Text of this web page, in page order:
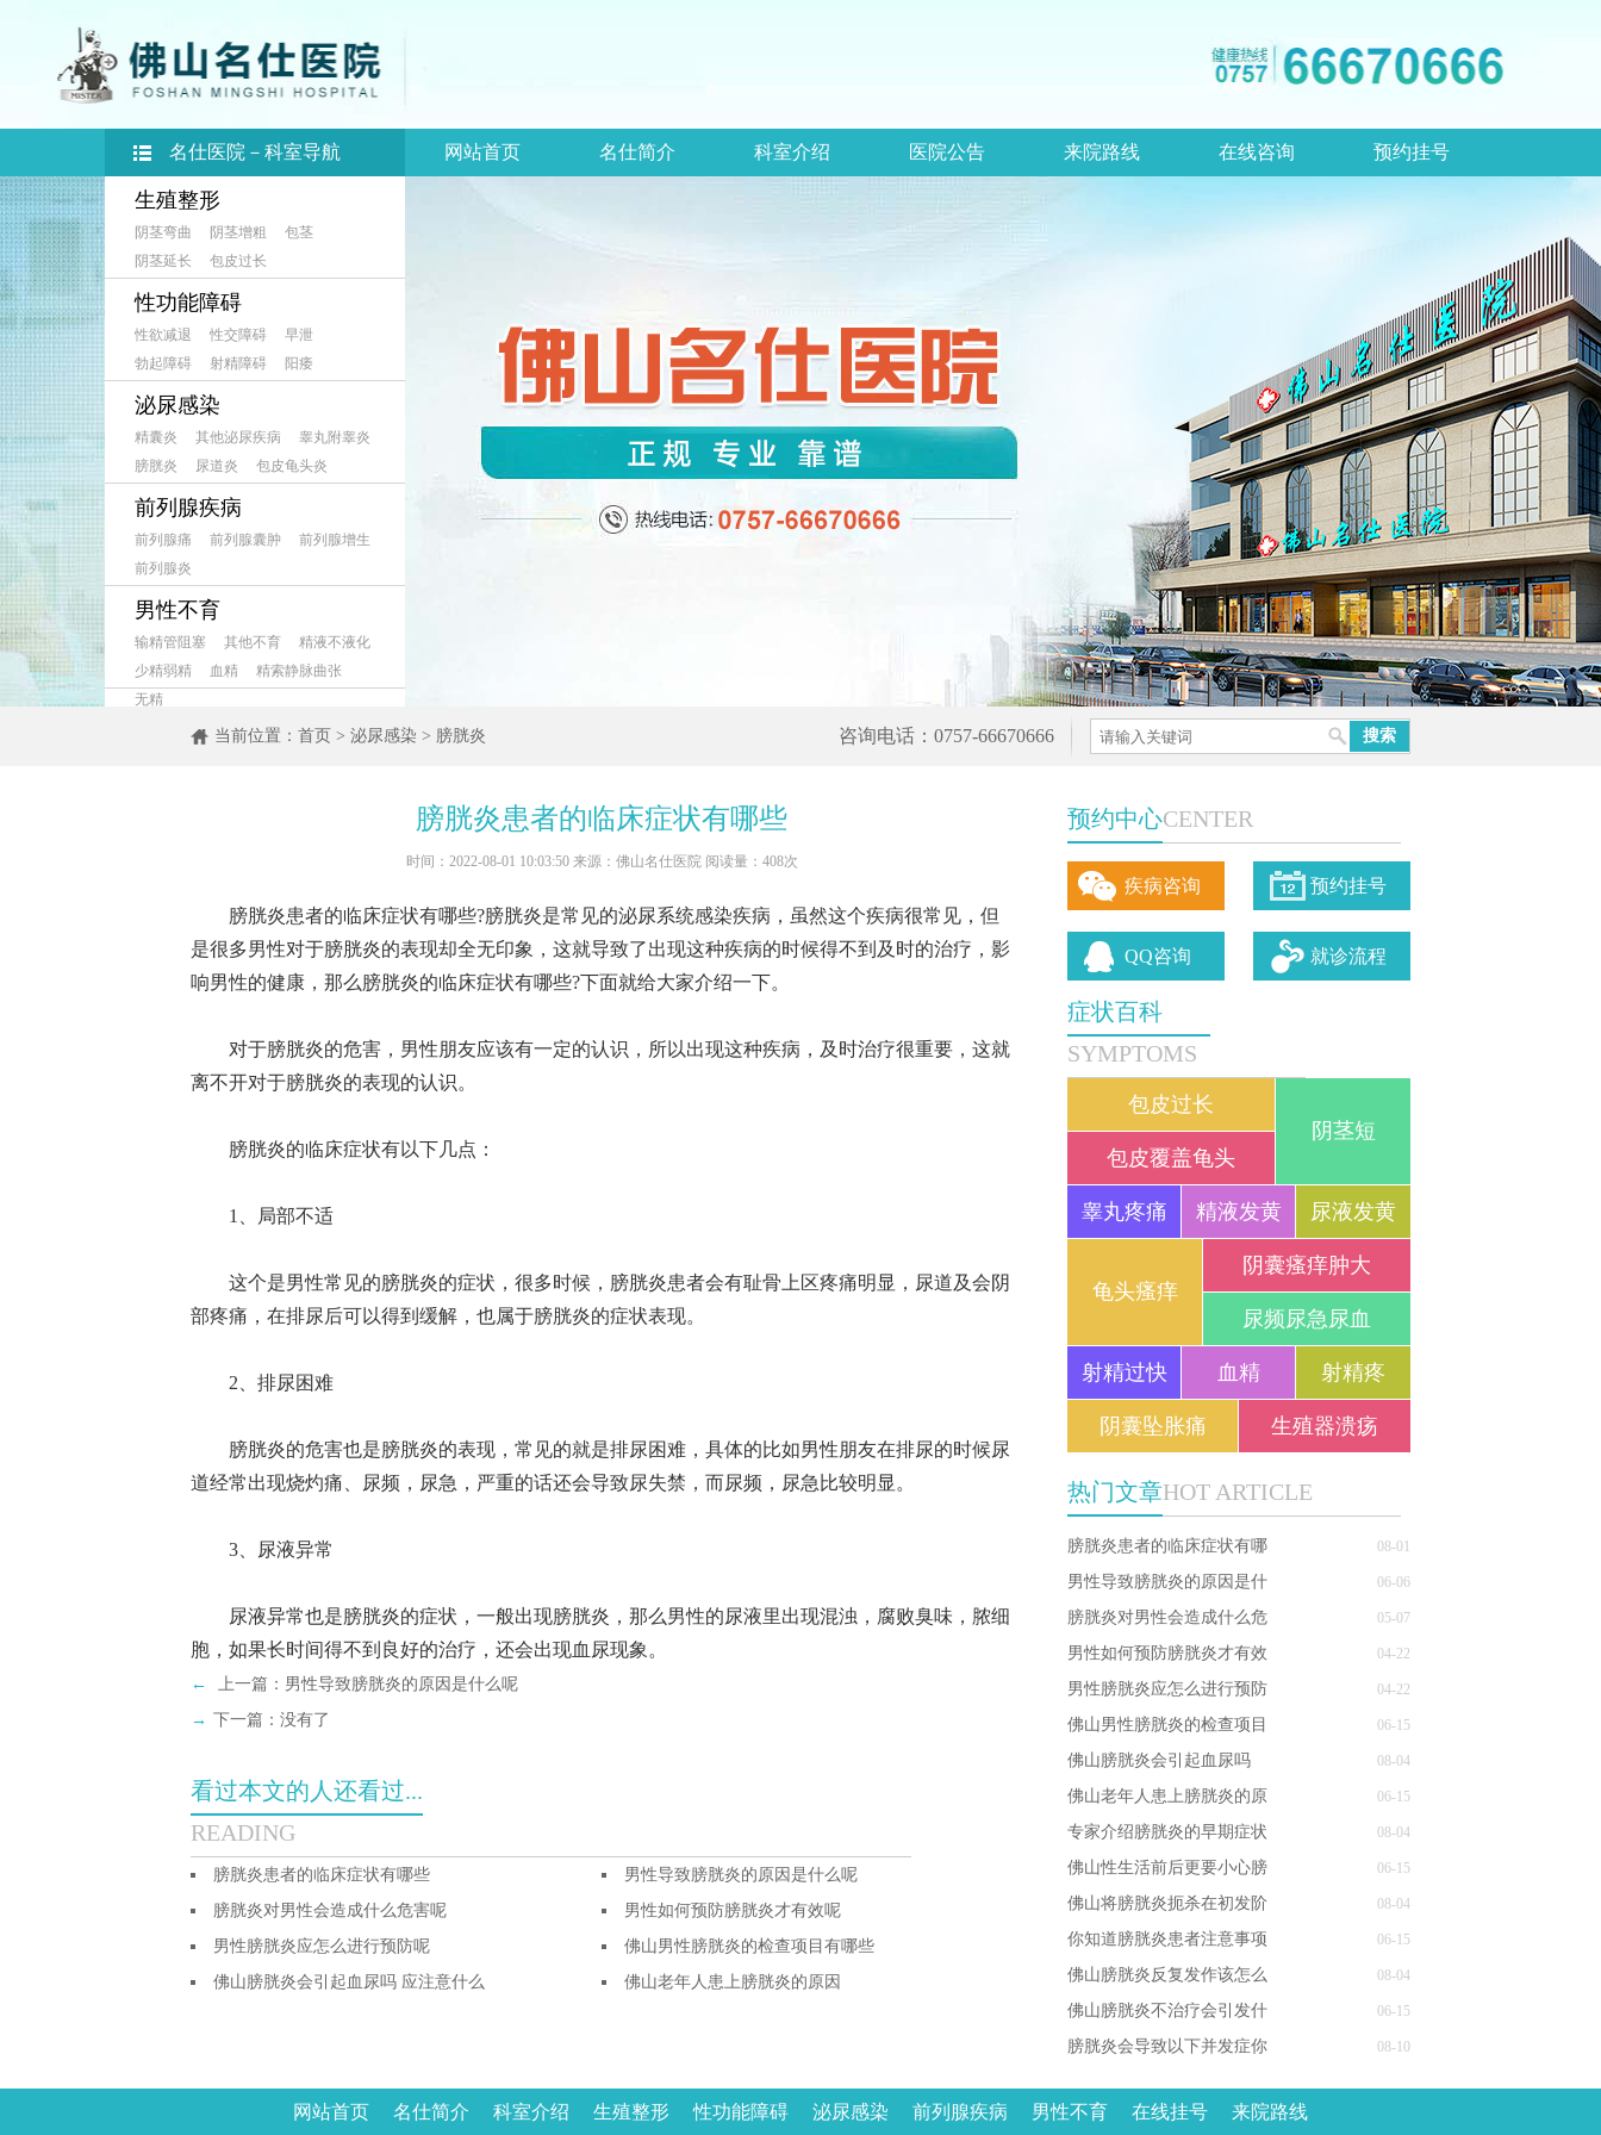
生殖整形
阴茎弯曲 阴茎增粗
包茎
阴茎延长
包皮过长
性功能障碍
性欲减退 性交障碍
早泄
勃起障碍
射精障碍 阳痿
泌尿感染
精囊炎 其他泌尿疾病
睾丸附睾炎
膀胱炎
尿道炎 包皮龟头炎
前列腺疾病
前列腺痛 前列腺囊肿
前列腺增生
前列腺炎
男性不育
输精管阻塞 其他不育
精液不液化
少精弱精
血精
精索静脉曲张
无精
名仕医院－科室导航 网站首页 名仕简介 科室介绍 医院公告 来院路线 在线咨询 预约挂号
咨询电话：0757-66670666
当前位置： 首页 > 泌尿感染 > 膀胱炎
预约中心CENTER
疾病咨询 预约挂号
QQ咨询 就诊流程
症状百科
SYMPTOMS
包皮过长
包皮覆盖龟头
阴茎短
睾丸疼痛 精液发黄 尿液发黄
阴囊瘙痒肿大
尿频尿急尿血
龟头瘙痒
射精过快 血精 射精疼
阴囊坠胀痛 生殖器溃疡
热门文章HOT ARTICLE
08-01
膀胱炎患者的临床症状有哪
06-06
男性导致膀胱炎的原因是什
05-07
膀胱炎对男性会造成什么危
04-22
男性如何预防膀胱炎才有效
04-22
男性膀胱炎应怎么进行预防
06-15
佛山男性膀胱炎的检查项目
08-04
佛山膀胱炎会引起血尿吗
06-15
佛山老年人患上膀胱炎的原
08-04
专家介绍膀胱炎的早期症状
06-15
佛山性生活前后更要小心膀
08-04
佛山将膀胱炎扼杀在初发阶
06-15
你知道膀胱炎患者注意事项
08-04
佛山膀胱炎反复发作该怎么
06-15
佛山膀胱炎不治疗会引发什
08-10
膀胱炎会导致以下并发症你
膀胱炎患者的临床症状有哪些
时间：2022-08-01 10:03:50 来源：佛山名仕医院 阅读量：408次
膀胱炎患者的临床症状有哪些?膀胱炎是常见的泌尿系统感染疾病，虽然这个疾病很常见，但
是很多男性对于膀胱炎的表现却全无印象，这就导致了出现这种疾病的时候得不到及时的治疗，影
响男性的健康，那么膀胱炎的临床症状有哪些?下面就给大家介绍一下。
对于膀胱炎的危害，男性朋友应该有一定的认识，所以出现这种疾病，及时治疗很重要，这就
离不开对于膀胱炎的表现的认识。
膀胱炎的临床症状有以下几点：
1、局部不适
这个是男性常见的膀胱炎的症状，很多时候，膀胱炎患者会有耻骨上区疼痛明显，尿道及会阴
部疼痛，在排尿后可以得到缓解，也属于膀胱炎的症状表现。
2、排尿困难
膀胱炎的危害也是膀胱炎的表现，常见的就是排尿困难，具体的比如男性朋友在排尿的时候尿
道经常出现烧灼痛、尿频，尿急，严重的话还会导致尿失禁，而尿频，尿急比较明显。
3、尿液异常
尿液异常也是膀胱炎的症状，一般出现膀胱炎，那么男性的尿液里出现混浊，腐败臭味，脓细
胞，如果长时间得不到良好的治疗，还会出现血尿现象。
← 上一篇： 男性导致膀胱炎的原因是什么呢
→ 下一篇：没有了
看过本文的人还看过...
READING
膀胱炎患者的临床症状有哪些
男性导致膀胱炎的原因是什么呢
膀胱炎对男性会造成什么危害呢
男性如何预防膀胱炎才有效呢
男性膀胱炎应怎么进行预防呢
佛山男性膀胱炎的检查项目有哪些
佛山膀胱炎会引起血尿吗 应注意什么
佛山老年人患上膀胱炎的原因
网站首页 名仕简介 科室介绍 生殖整形 性功能障碍 泌尿感染 前列腺疾病 男性不育 在线挂号 来院路线